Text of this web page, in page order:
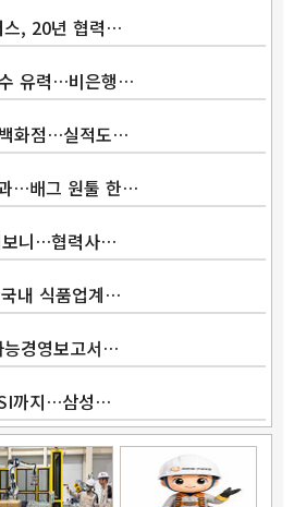
스, 20년 협력…
유력…비은행…
화점…실적도…
…배그 원툴 한…
보니…협력사…
내 식품업계…
경영보고서…
까지…삼성…